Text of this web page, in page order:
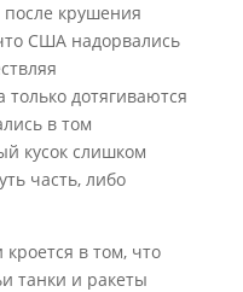
после крушения
США надорвались
дотягиваются
в том
кусок слишком
часть, либо
в том, что
танки и ракеты